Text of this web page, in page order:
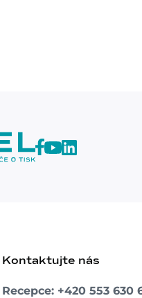
Kontaktujte nás
Recepce: +420 553 630